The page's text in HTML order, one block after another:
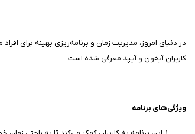
در دنیای امروز، مدیریت زمان و برنامه‌ریزی بهینه برای
کاربران آیفون و آیپد معرفی شده است.
ویژگی‌های برنامه